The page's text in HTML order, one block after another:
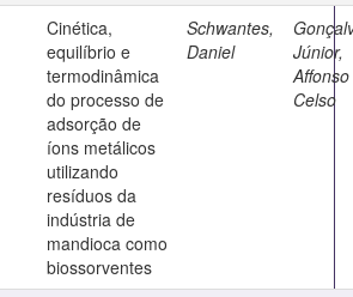
Cinética,
equilíbrio e
termodinâmica
do processo de
adsorção de
íons metálicos
utilizando
resíduos da
indústria de
mandioca como
biossorventes
Schwantes,
Daniel
Júnior,
Affonso
Celso